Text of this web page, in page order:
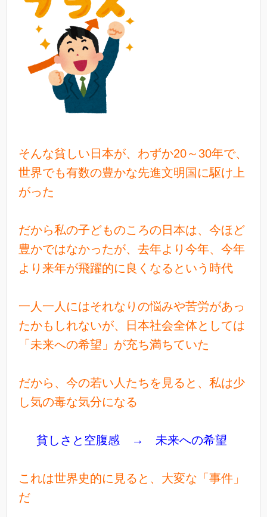
そんな貧しい日本が、わずか20～30年で、
世界でも有数の豊かな先進文明国に駆け上
がった
だから私の子どものころの日本は、今ほど
豊かではなかったが、去年より今年、今年
より来年が飛躍的に良くなるという時代
一人一人にはそれなりの悩みや苦労があっ
たかもしれないが、日本社会全体としては
「未来への希望」が充ち満ちていた
だから、今の若い人たちを見ると、私は少
し気の毒な気分になる
貧しさと空腹感 → 未来への希望
これは世界史的に見ると、大変な「事件」
だ